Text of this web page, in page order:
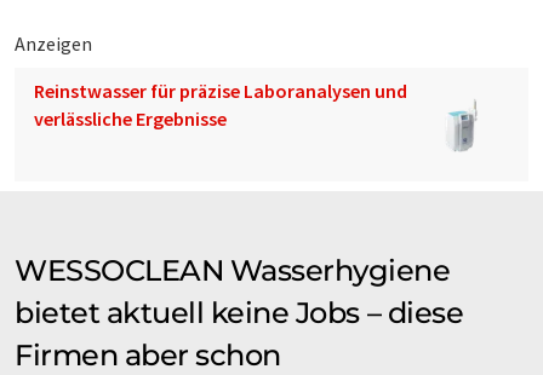
Anzeigen
Reinstwasser für präzise Laboranalysen und
verlässliche Ergebnisse
WESSOCLEAN Wasserhygiene
bietet aktuell keine Jobs – diese
Firmen aber schon